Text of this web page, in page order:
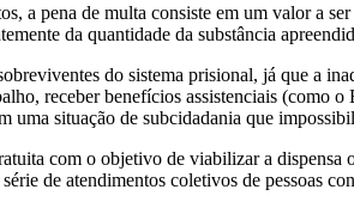
pena de multa consiste em um valor a
da quantidade da substância
do sistema prisional, já que a
receber benefícios assistenciais (como
situação de subcidadania que
com o objetivo de viabilizar a dispensa
de atendimentos coletivos de pessoas